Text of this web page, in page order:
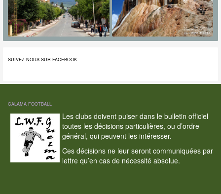
SUIVEZ-NOUS SUR FACEBOOK
CALAMA FOOTBALL
Les clubs doivent puiser dans le bulletin officiel
toutes les décisions particulières, ou d’ordre
général, qui peuvent les intéresser.
Ces décisions ne leur seront communiquées par
lettre qu’en cas de nécessité absolue.